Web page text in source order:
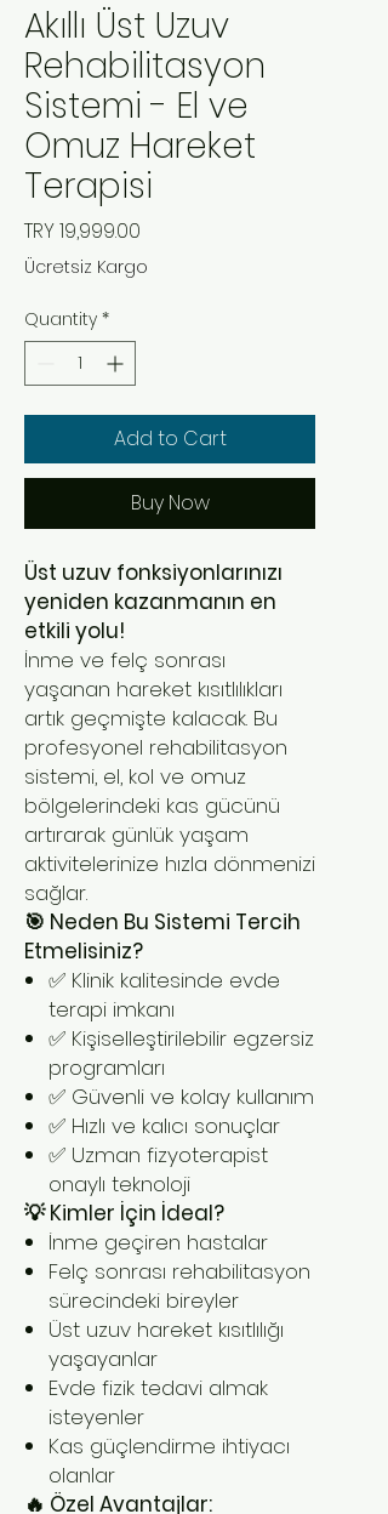
Akıllı Üst Uzuv
Rehabilitasyon
Sistemi - El ve
Omuz Hareket
Terapisi
TRY 19,999.00
Ücretsiz Kargo
Quantity *
Add to Cart
Buy Now
Üst uzuv fonksiyonlarınızı
yeniden kazanmanın en
etkili yolu!
İnme ve felç sonrası
yaşanan hareket kısıtlılıkları
artık geçmişte kalacak. Bu
profesyonel rehabilitasyon
sistemi, el, kol ve omuz
bölgelerindeki kas gücünü
artırarak günlük yaşam
aktivitelerinize hızla dönmenizi
sağlar.
🎯 Neden Bu Sistemi Tercih
Etmelisiniz?
✅ Klinik kalitesinde evde
terapi imkanı
✅ Kişiselleştirilebilir egzersiz
programları
✅ Güvenli ve kolay kullanım
✅ Hızlı ve kalıcı sonuçlar
✅ Uzman fizyoterapist
onaylı teknoloji
💡 Kimler İçin İdeal?
İnme geçiren hastalar
Felç sonrası rehabilitasyon
sürecindeki bireyler
Üst uzuv hareket kısıtlılığı
yaşayanlar
Evde fizik tedavi almak
isteyenler
Kas güçlendirme ihtiyacı
olanlar
🔥 Özel Avantajlar: